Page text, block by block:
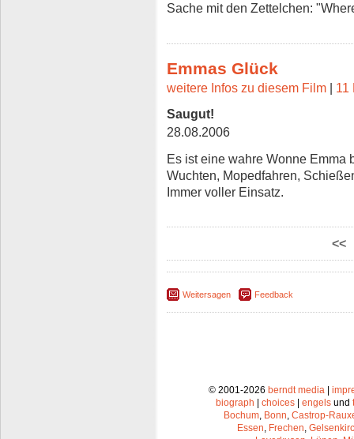
Sache mit den Zettelchen:
Emmas Glück
weitere Infos zu diesem Film | 11
Saugut!
28.08.2006
Es ist eine wahre Wonne Emma
Wuchten, Mopedfahren,
Immer voller Einsatz.
<<
Weitersagen Feedback
© 2001-2026 berndt media |
biograph | choices | engels und
Bochum Bonn Castrop-
Essen Frechen